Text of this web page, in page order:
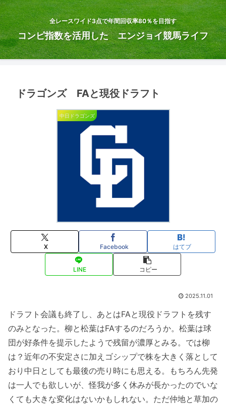
全レースワイド3点で年間回収率80％を目指す
コンピ指数を活用した エンジョイ競馬ライフ
ドラゴンズ FAと現役ドラフト
中日ドラゴンズ
X Facebook はてブ
LINE コピー
2025.11.01
ドラフト会議も終了し、あとはFAと現役ドラフトを残す
のみとなった。柳と松葉はFAするのだろうか。松葉は球
団が好条件を提示したようで残留が濃厚とみる。では柳
は？近年の不安定さに加えゴシップで株を大きく落として
おり中日としても最後の売り時にも思える。もちろん先発
は一人でも欲しいが、怪我が多く休みが長かったのでいな
くても大きな変化はないかもしれない。ただ仲地と草加の